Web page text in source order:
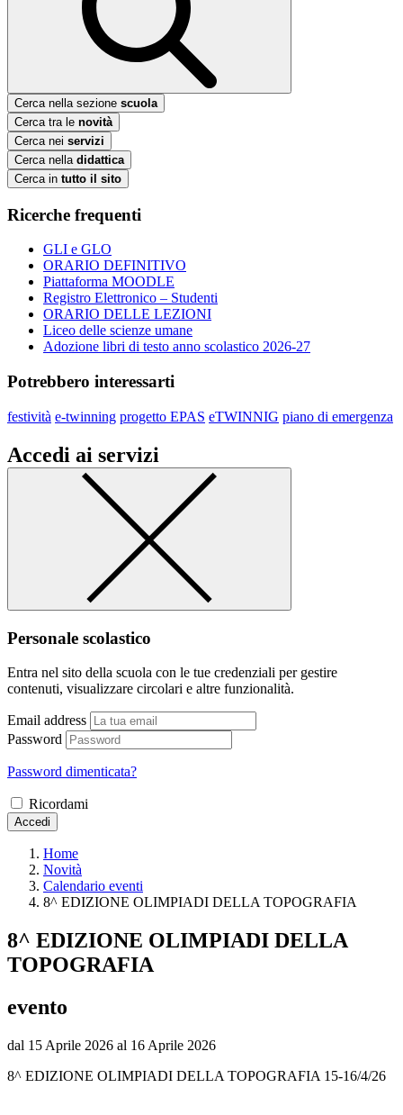
Cerca nella sezione scuola
Cerca tra le novità
Cerca nei servizi
Cerca nella didattica
Cerca in tutto il sito
Ricerche frequenti
GLI e GLO
ORARIO DEFINITIVO
Piattaforma MOODLE
Registro Elettronico – Studenti
ORARIO DELLE LEZIONI
Liceo delle scienze umane
Adozione libri di testo anno scolastico 2026-27
Potrebbero interessarti
festività e-twinning progetto EPAS eTWINNIG piano di emergenza
Accedi ai servizi
Personale scolastico
Entra nel sito della scuola con le tue credenziali per gestire
contenuti, visualizzare circolari e altre funzionalità.
Email address
Password
Password dimenticata?
Ricordami
Accedi
Home
Novità
Calendario eventi
8^ EDIZIONE OLIMPIADI DELLA TOPOGRAFIA
8^ EDIZIONE OLIMPIADI DELLA
TOPOGRAFIA
evento
dal 15 Aprile 2026 al 16 Aprile 2026
8^ EDIZIONE OLIMPIADI DELLA TOPOGRAFIA 15-16/4/26